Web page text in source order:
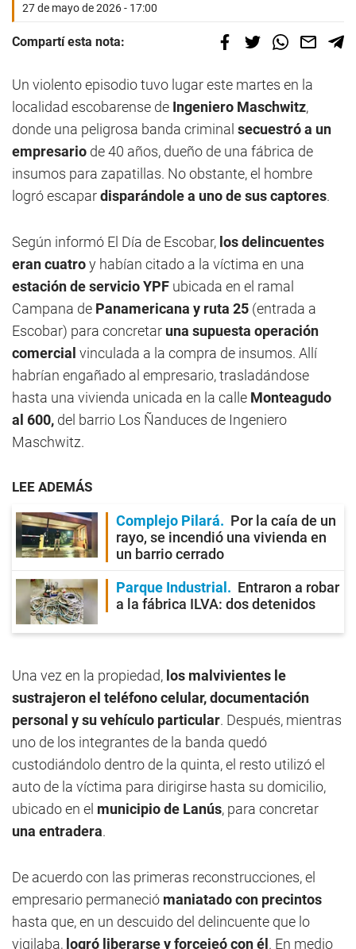
27 de mayo de 2026 - 17:00
Compartí esta nota:
Un violento episodio tuvo lugar este martes en la
localidad escobarense de Ingeniero Maschwitz,
donde una peligrosa banda criminal secuestró a un
empresario de 40 años, dueño de una fábrica de
insumos para zapatillas. No obstante, el hombre
logró escapardisparándole a uno de sus captores.
Según informó El Día de Escobar, los delincuentes
eran cuatroy habían citado a la víctima en una
estación de servicio YPF ubicada en el ramal
Campana de Panamericana y ruta 25 (entrada a
Escobar) para concretar una supuesta operación
comercial vinculada a la compra de insumos. Allí
habrían engañado al empresario, trasladándose
hasta una vivienda unicada en la calle Monteagudo
al 600, del barrio Los Ñanduces de Ingeniero
Maschwitz.
LEE ADEMÁS
Complejo Pilará
Por la caía de un
rayo, se incendió una vivienda en
un barrio cerrado
Parque Industrial
Entraron a robar
a la fábrica ILVA: dos detenidos
Una vez en la propiedad, los malvivientes le
sustrajeron el teléfono celular, documentación
personal y su vehículo particular. Después, mientras
uno de los integrantes de la banda quedó
custodiándolo dentro de la quinta, el resto utilizó el
auto de la víctima para dirigirse hasta su domicilio,
ubicado en el municipio de Lanús, para concretar
una entradera.
De acuerdo con las primeras reconstrucciones, el
empresario permaneció maniatado con precintos
hasta que, en un descuido del delincuente que lo
vigilaba, logró liberarse y forcejeó con él. En medio